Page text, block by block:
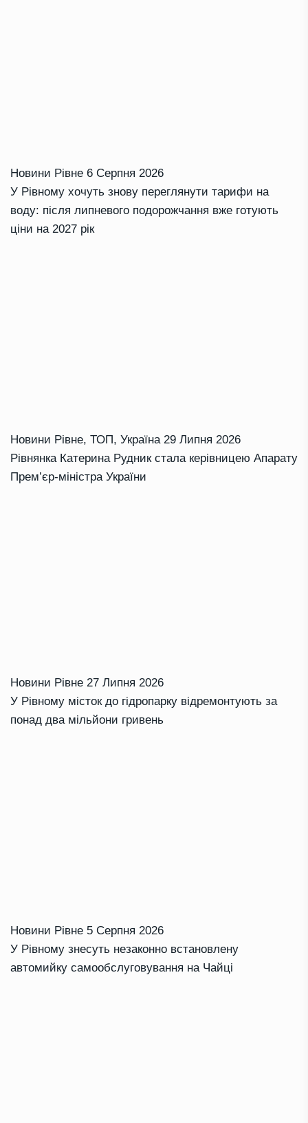
Новини Рівне 6 Серпня 2026
У Рівному хочуть знову переглянути тарифи на
воду: після липневого подорожчання вже готують
ціни на 2027 рік
Новини Рівне, ТОП, Україна 29 Липня 2026
Рівнянка Катерина Рудник стала керівницею Апарату
Прем’єр-міністра України
Новини Рівне 27 Липня 2026
У Рівному місток до гідропарку відремонтують за
понад два мільйони гривень
Новини Рівне 5 Серпня 2026
У Рівному знесуть незаконно встановлену
автомийку самообслуговування на Чайці